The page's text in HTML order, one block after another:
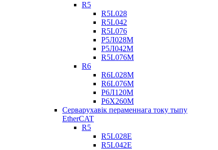
R5
R5L028
R5L042
R5L076
Р5Л028М
Р5Л042М
R5L076M
R6
R6L028M
R6L076M
Р6Л120М
Р6Х260М
Серварухавік пераменнага току тыпу
EtherCAT
R5
R5L028E
R5L042E